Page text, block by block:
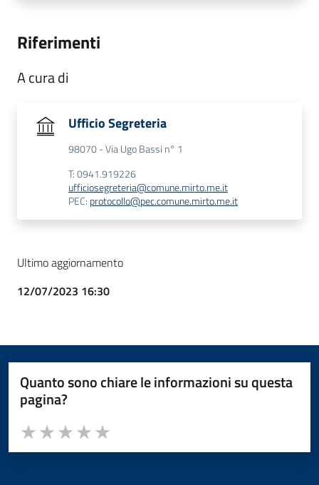
Riferimenti
A cura di
Ufficio Segreteria
98070 - Via Ugo Bassi n° 1
T: 0941.919226
ufficiosegreteria@comune.mirto.me.it
PEC: protocollo@pec.comune.mirto.me.it
Ultimo aggiornamento
12/07/2023 16:30
Quanto sono chiare le informazioni su questa
pagina?
Valuta da 1 a 5 stelle la pagina
Valuta 5 stelle su 5
Valuta 4 stelle su 5
Valuta 3 stelle su 5
Valuta 2 stelle su 5
Valuta 1 stelle su 5